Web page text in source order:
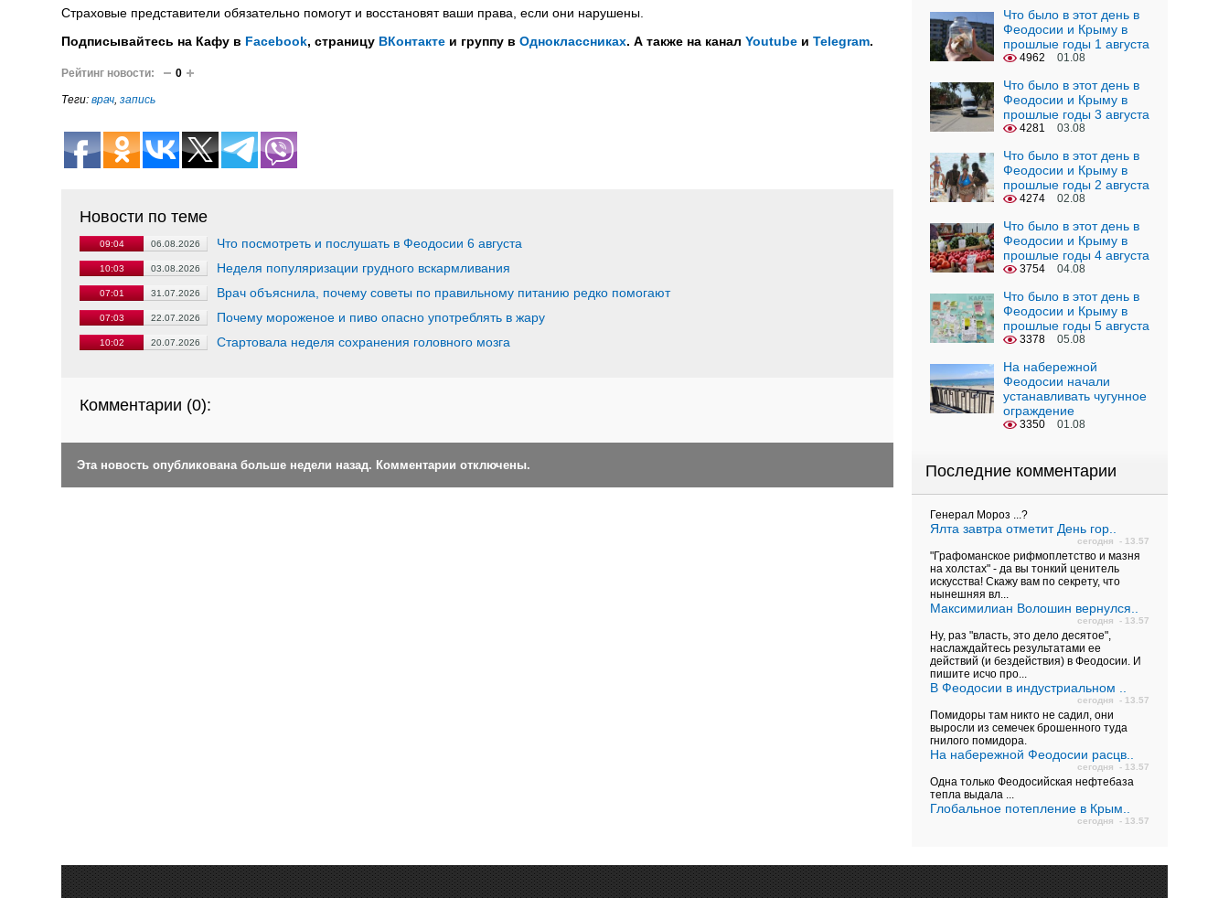
Страховые представители обязательно помогут и восстановят ваши права, если они нарушены.
Подписывайтесь на Кафу в Facebook, страницу ВКонтакте и группу в Одноклассниках. А также на канал Youtube и Telegram.
Рейтинг новости: 0
Теги: врач, запись
Новости по теме
09:04 06.08.2026 Что посмотреть и послушать в Феодосии 6 августа
10:03 03.08.2026 Неделя популяризации грудного вскармливания
07:01 31.07.2026 Врач объяснила, почему советы по правильному питанию редко помогают
07:03 22.07.2026 Почему мороженое и пиво опасно употреблять в жару
10:02 20.07.2026 Стартовала неделя сохранения головного мозга
Комментарии (0):
Эта новость опубликована больше недели назад. Комментарии отключены.
Что было в этот день в
Феодосии и Крыму в
прошлые годы 1 августа
4962 01.08
Что было в этот день в
Феодосии и Крыму в
прошлые годы 3 августа
4281 03.08
Что было в этот день в
Феодосии и Крыму в
прошлые годы 2 августа
4274 02.08
Что было в этот день в
Феодосии и Крыму в
прошлые годы 4 августа
3754 04.08
Что было в этот день в
Феодосии и Крыму в
прошлые годы 5 августа
3378 05.08
На набережной
Феодосии начали
устанавливать чугунное
ограждение
3350 01.08
Последние комментарии
Генерал Мороз ...?
Ялта завтра отметит День гор..
сегодня - 13.57
"Графоманское рифмоплетство и мазня
на холстах" - да вы тонкий ценитель
искусства! Скажу вам по секрету, что
нынешняя вл...
Максимилиан Волошин вернулся..
сегодня - 13.57
Ну, раз "власть, это дело десятое",
наслаждайтесь результатами ее
действий (и бездействия) в Феодосии. И
пишите исчо про...
В Феодосии в индустриальном ..
сегодня - 13.57
Помидоры там никто не садил, они
выросли из семечек брошенного туда
гнилого помидора.
На набережной Феодосии расцв..
сегодня - 13.57
Одна только Феодосийская нефтебаза
тепла выдала ...
Глобальное потепление в Крым..
сегодня - 13.57